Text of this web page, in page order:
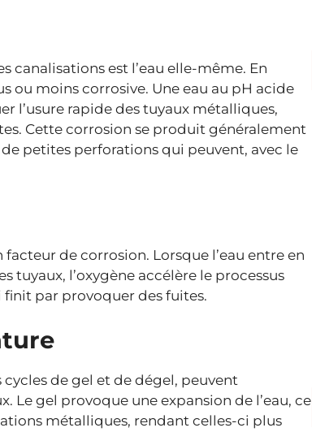
canalisations est l’eau elle-même. En
ou moins corrosive. Une eau au pH acide
l’usure rapide des tuyaux métalliques,
Cette corrosion se produit généralement
petites perforations qui peuvent, avec le
facteur de corrosion. Lorsque l’eau entre en
tuyaux, l’oxygène accélère le processus
par provoquer des fuites.
de gel et de dégel, peuvent
Le gel provoque une expansion de l’eau, ce
métalliques, rendant celles-ci plus